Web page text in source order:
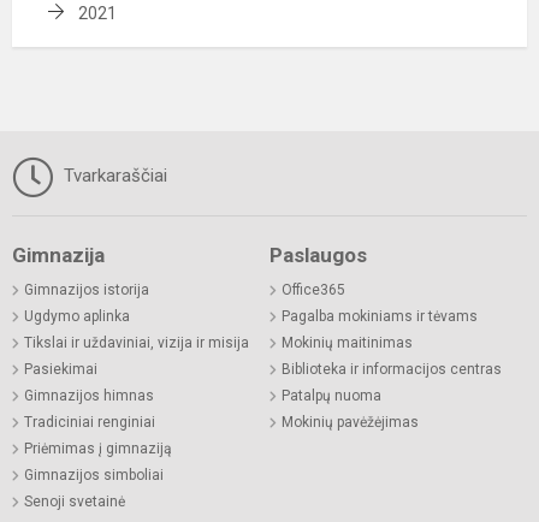
2021
Tvarkaraščiai
Gimnazija
Gimnazijos istorija
Ugdymo aplinka
Tikslai ir uždaviniai, vizija ir misija
Pasiekimai
Gimnazijos himnas
Tradiciniai renginiai
Priėmimas į gimnaziją
Gimnazijos simboliai
Senoji svetainė
Paslaugos
Office365
Pagalba mokiniams ir tėvams
Mokinių maitinimas
Biblioteka ir informacijos centras
Patalpų nuoma
Mokinių pavėžėjimas